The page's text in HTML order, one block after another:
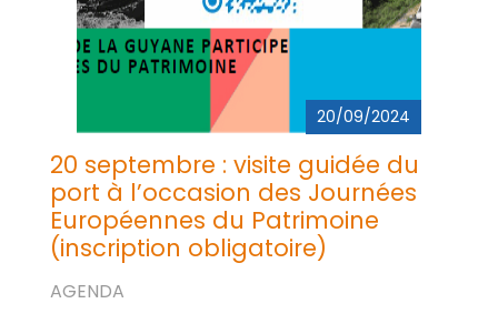
20/09/2024
20 septembre : visite guidée du
port à l’occasion des Journées
Européennes du Patrimoine
(inscription obligatoire)
AGENDA